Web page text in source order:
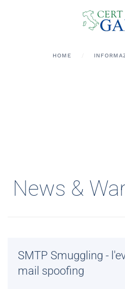
Skip to main content
HOME
News &
SMTP Smuggling -
mail spoofing